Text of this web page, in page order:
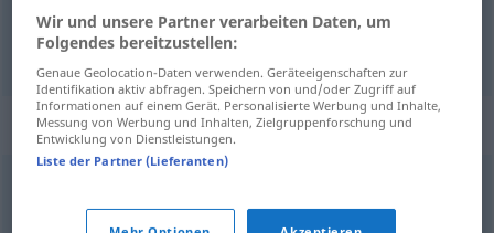
usuditi (-uđivati) se, drznutise
Synonyme für "erdreisten"
Wir und unsere Partner verarbeiten Daten, um
Folgendes bereitzustellen:
Genaue Geolocation-Daten verwenden. Geräteeigenschaften zur
Identifikation aktiv abfragen. Speichern von und/oder Zugriff auf
Informationen auf einem Gerät. Personalisierte Werbung und Inhalte,
Messung von Werbung und Inhalten, Zielgruppenforschung und
Entwicklung von Dienstleistungen.
Liste der Partner (Lieferanten)